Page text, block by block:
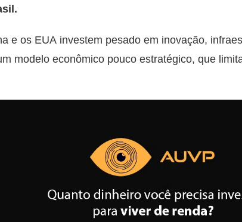
e os EUA investem pesado em inovação,
modelo econômico pouco estratégico, que